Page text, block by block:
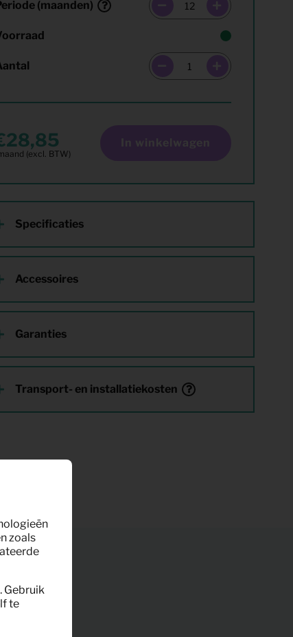
(maanden)
28,85 In winkelwagen
Specificaties
Accessoires
Garanties
Transport- en installatiekosten
zoals
Gebruik
te